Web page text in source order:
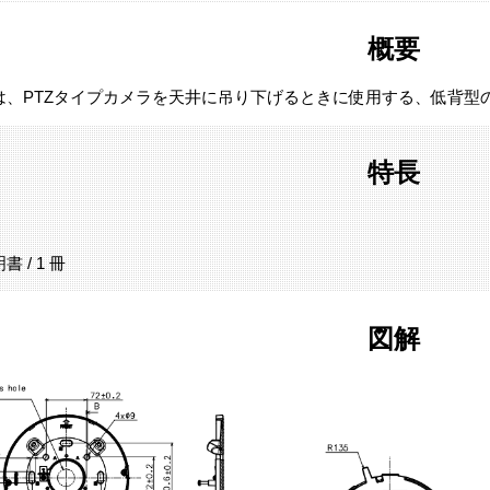
概要
、PTZタイプカメラを天井に吊り下げるときに使用する、低背型
特長
書 / 1 冊
図解